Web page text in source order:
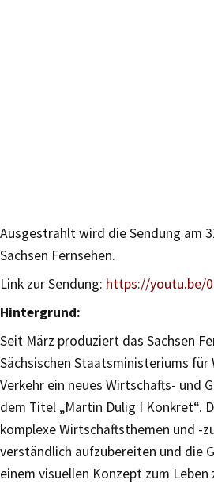
Ausgestrahlt wird die Sendung am
Sachsen Fernsehen.
Link zur Sendung: https://youtu.be/
Hintergrund:
Seit März produziert das Sachsen
Sächsischen Staatsministeriums für
Verkehr ein neues Wirtschafts- und
dem Titel „Martin Dulig I Konkret“.
komplexe Wirtschaftsthemen und -
verständlich aufzubereiten und die
einem visuellen Konzept zum Leben